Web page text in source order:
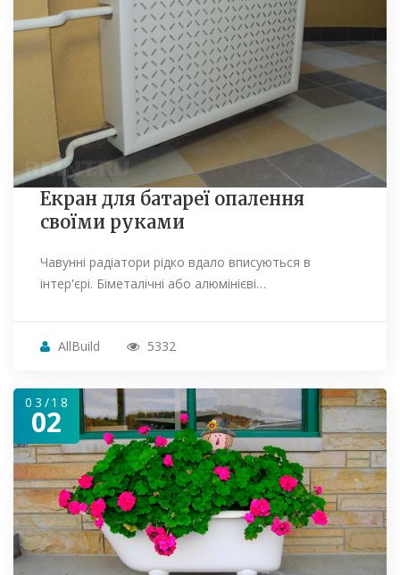
Екран для батареї опалення
своїми руками
Чавунні радіатори рідко вдало вписуються в
інтер'єрі. Біметалічні або алюмінієві…
AllBuild 5332
03/18
02